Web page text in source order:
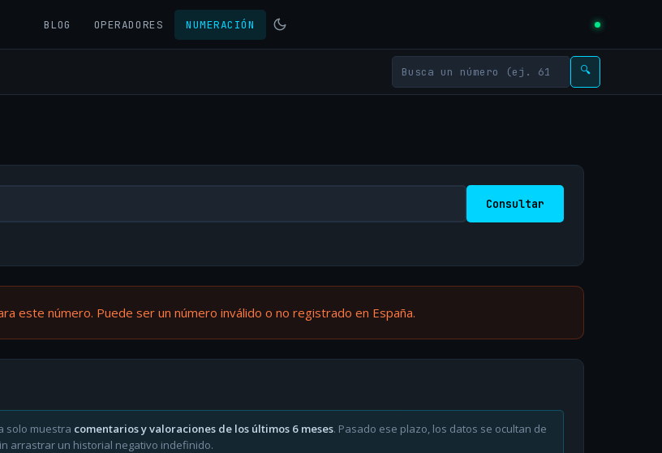
BLOG OPERADORES NUMERACIÓN
🔍
Consultar
este número. Puede ser un número inválido o no registrado en España.
solo muestra comentarios y valoraciones de los últimos 6 meses. Pasado ese plazo, los datos se ocultan de
arrastrar un historial negativo indefinido.